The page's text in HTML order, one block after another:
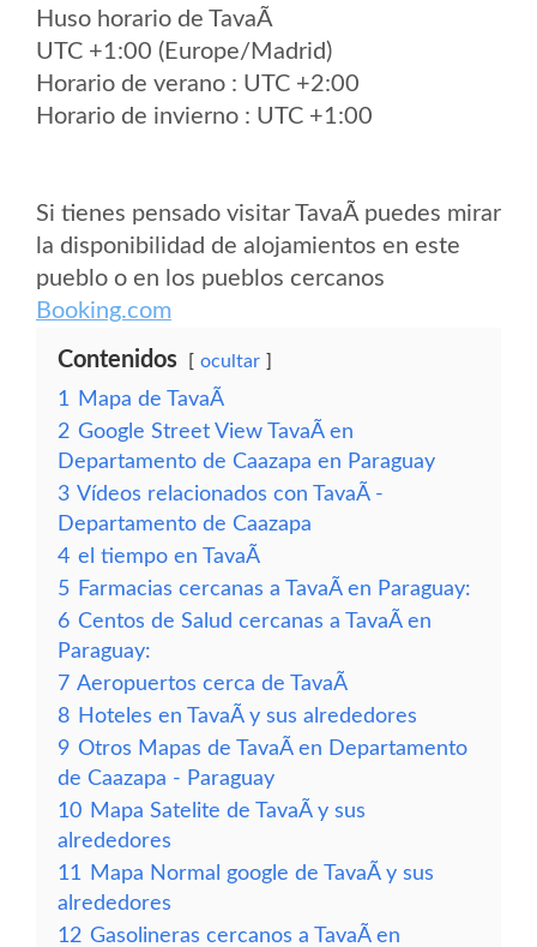
Huso horario de TavaÃ­
UTC +1:00 (Europe/Madrid)
Horario de verano : UTC +2:00
Horario de invierno : UTC +1:00
Si tienes pensado visitar TavaÃ­ puedes mirar
la disponibilidad de alojamientos en este
pueblo o en los pueblos cercanos
Booking.com
Contenidos ocultar
1
Mapa de TavaÃ­
2 Google Street View TavaÃ­ en
Departamento de Caazapa en Paraguay
3 Vídeos relacionados con TavaÃ­ -
Departamento de Caazapa
4 el tiempo en TavaÃ­
5 Farmacias cercanas a TavaÃ­ en Paraguay:
6 Centos de Salud cercanas a TavaÃ­ en
Paraguay:
7 Aeropuertos cerca de TavaÃ­
8 Hoteles en TavaÃ­ y sus alrededores
9 Otros Mapas de TavaÃ­ en Departamento
de Caazapa - Paraguay
10 Mapa Satelite de TavaÃ­ y sus
alrededores
11
Mapa Normal google de TavaÃ­ y sus
alrededores
12 Gasolineras cercanos a TavaÃ­ en